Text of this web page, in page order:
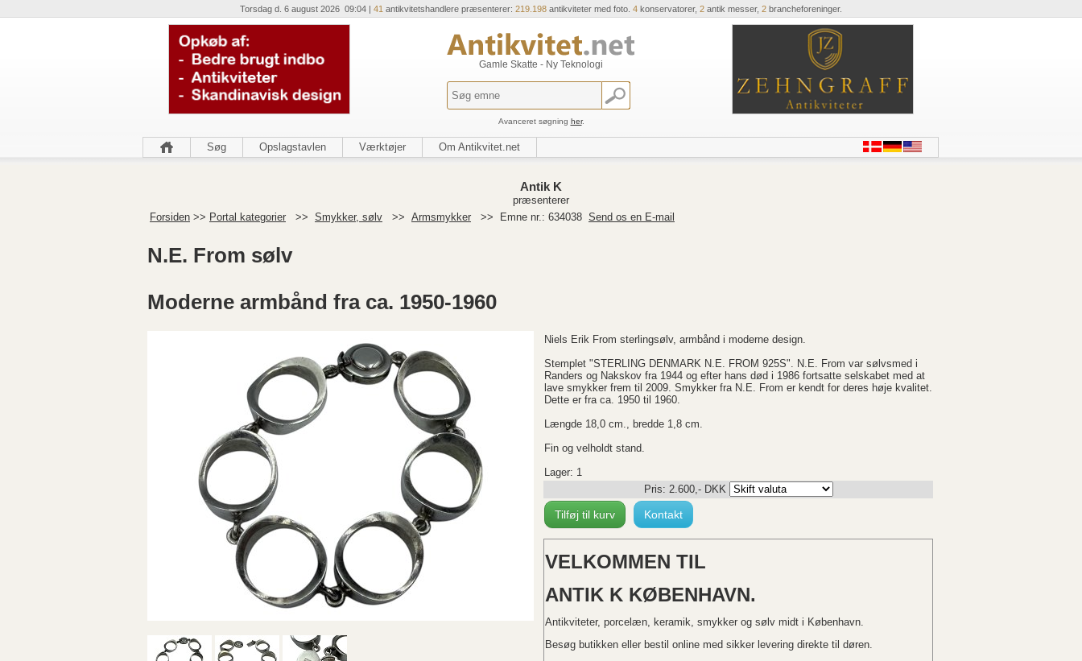
Torsdag d. 6 august 2026 09:04 | 41 antikvitetshandlere præsenterer: 219.198 antikviteter med foto. 4 konservatorer, 2 antik messer, 2 brancheforeninger.
Gamle Skatte - Ny Teknologi
Avanceret søgning her.
Søg Opslagstavlen Værktøjer Om Antikvitet.net
Antik K
præsenterer
Forsiden >> Portal kategorier >> Smykker, sølv >> Armsmykker >> Emne nr.: 634038 Send os en E-mail
N.E. From sølv
Moderne armbånd fra ca. 1950-1960
Niels Erik From sterlingsølv, armbånd i moderne design.
Stemplet "STERLING DENMARK N.E. FROM 925S". N.E. From var sølvsmed i
Randers og Nakskov fra 1944 og efter hans død i 1986 fortsatte selskabet med at
lave smykker frem til 2009. Smykker fra N.E. From er kendt for deres høje kvalitet.
Dette er fra ca. 1950 til 1960.
Længde 18,0 cm., bredde 1,8 cm.
Fin og velholdt stand.
Lager: 1
Pris: 2.600,- DKK
Tilføj til kurv Kontakt
VELKOMMEN TIL
ANTIK K KØBENHAVN.
Antikviteter, porcelæn, keramik, smykker og sølv midt i København.
Besøg butikken eller bestil online med sikker levering direkte til døren.